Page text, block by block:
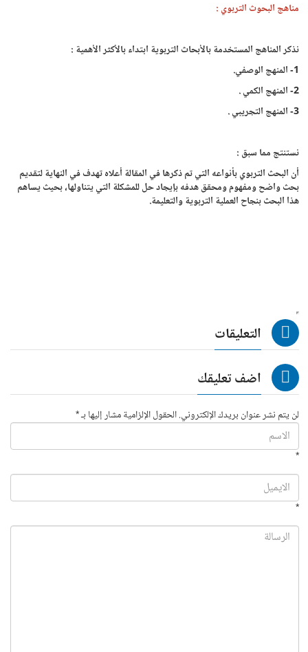
مناهج البحوث التربوي :
نذكر المناهج المستخدمة بالأبحاث التربوية ابتداء بالأكثر الأهمية :
1- المنهج الوصفي.
2- المنهج الكمي .
3- المنهج التجريبي .
نستنتج مما سبق :
أن البحث التربوي بأنواعه التي تم ذكرها في المقالة أعلاه تهدف في النهاية لتقديم
بحث واضح ومفهوم ومحقق هدفه بإيجاد حل للمشكلة التي يتناولها، بحيث يساهم
هذا البحث بنجاح العملية التربوية والتعليمة.
التعليقات
اضف تعليقك
لن يتم نشر عنوان بريدك الإلكتروني. الحقول الإلزامية مشار إليها بـ *
*
*